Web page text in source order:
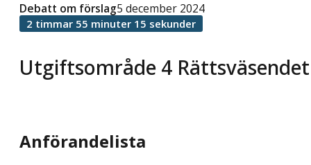
Utgiftsområde 4 Rättsväsendet
Debatt om förslag5 december 2024
2 timmar 55 minuter 15 sekunder
Anförandelista